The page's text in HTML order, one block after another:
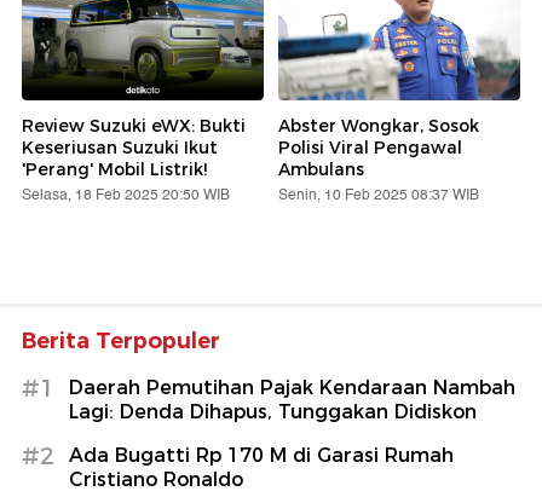
Review Suzuki eWX: Bukti
Keseriusan Suzuki Ikut
'Perang' Mobil Listrik!
Selasa, 18 Feb 2025 20:50 WIB
Abster Wongkar, Sosok
Polisi Viral Pengawal
Ambulans
Senin, 10 Feb 2025 08:37 WIB
Berita Terpopuler
#1
Daerah Pemutihan Pajak Kendaraan Nambah
Lagi: Denda Dihapus, Tunggakan Didiskon
#2
Ada Bugatti Rp 170 M di Garasi Rumah
Cristiano Ronaldo